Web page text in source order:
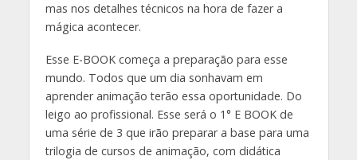
mas nos detalhes técnicos na hora de fazer a
mágica acontecer.
Esse E-BOOK começa a preparação para esse
mundo. Todos que um dia sonhavam em
aprender animação terão essa oportunidade. Do
leigo ao profissional. Esse será o 1° E BOOK de
uma série de 3 que irão preparar a base para uma
trilogia de cursos de animação, com didática